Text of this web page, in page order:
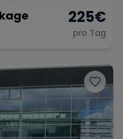
225€
pro Tag